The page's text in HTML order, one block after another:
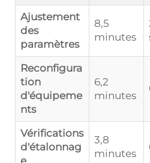
Ajustement
des
paramètres
8,5
minutes
Reconfigura
tion
d'équipeme
nts
6,2
minutes
Vérifications
d'étalonnag
3,8
minutes